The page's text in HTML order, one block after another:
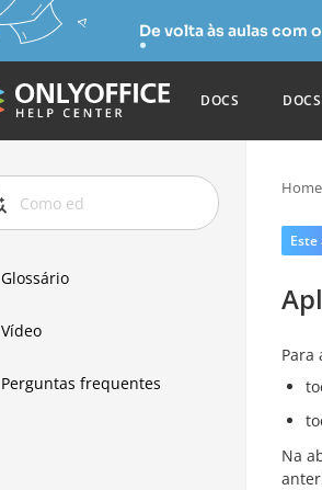
De volta às aulas com o
DOCS
Glossário
Vídeo
Perguntas frequentes
Home
Para
Na